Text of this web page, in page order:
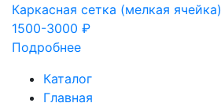
Каркасная сетка (мелкая ячейка)
1500-3000 ₽
Подробнее
Каталог
Главная